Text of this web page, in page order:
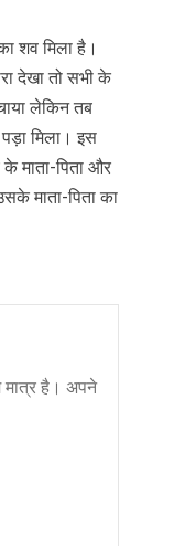
शव मिला है।
देखा तो सभी के
लेकिन तब
मिला। इस
माता-पिता और
माता-पिता का
मात्र है। अपने